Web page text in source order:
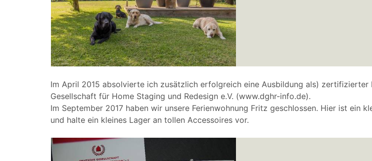
Im April 2015 absolvierte ich zusätzlich erfolgreich eine Ausbildung als)
Gesellschaft für Home Staging und Redesign e.V. (www.dghr-info.de).
Im September 2017 haben wir unsere Ferienwohnung Fritz geschlossen. Hier ist ein
und halte ein kleines Lager an tollen Accessoires vor.